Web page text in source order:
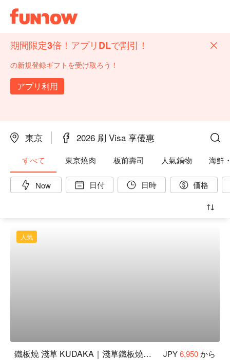
期間限定3倍！アプリDLで割引！
の新規登録ギフトを受け取ろう！
アプリ利用
東京 2026 刷 Visa 享優惠
すべて 東京燒肉 板前壽司 人氣鍋物 海鮮
Now 日付 日時 価格
人気
鐵板燒 淺草 KUDAKA｜淺草鐵板燒推薦 JPY6,950から